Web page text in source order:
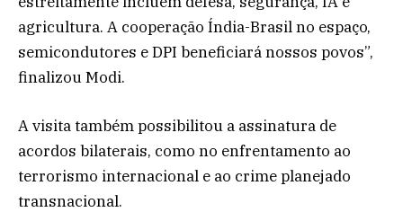
agricultura. A cooperação Índia-Brasil no espaço,
semicondutores e DPI beneficiará nossos povos”,
finalizou Modi.
A visita também possibilitou a assinatura de
acordos bilaterais, como no enfrentamento ao
terrorismo internacional e ao crime planejado
transnacional.